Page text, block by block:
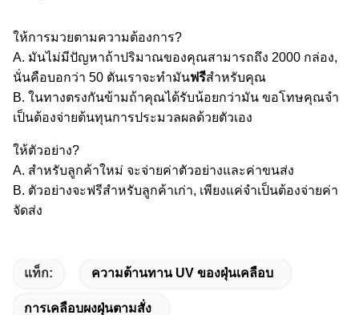
ให้การมวยตามความต้องการ?
A. มันไม่มีปัญหาถ้าปริมาณของคุณสามารถถึง 2000 กล่อง,
นั่นคือบอกว่า 50 ตันเราจะทํามันฟรีสําหรับคุณ
B. ในทางตรงกันข้ามถ้าคุณได้รับน้อยกว่ามัน ขอโทษคุณจํา
เป็นต้องจ่ายต้นทุนการประมวลผลด้วยตัวเอง
ให้ตัวอย่าง?
A. สําหรับลูกค้าใหม่ จะจ่ายค่าตัวอย่างและค่าขนส่ง
B. ตัวอย่างจะฟรีสําหรับลูกค้าเก่า, เพียงแค่จําเป็นต้องจ่ายค่า
จัดส่ง
แท็ก: ความต้านทาน UV ของฝุ่นเคลือบ
การเคลือบผงฝุ่นตามสั่ง